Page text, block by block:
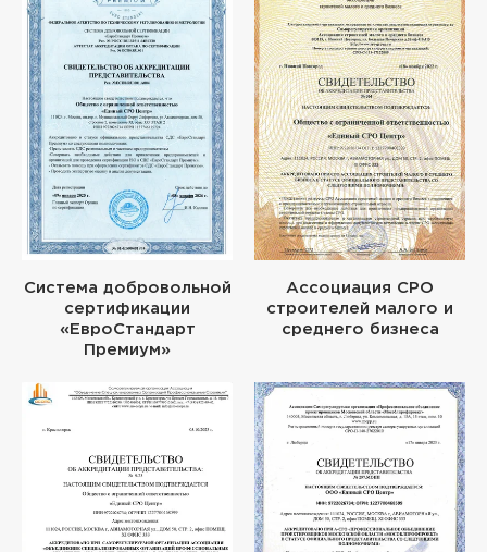
Система добровольной
сертификации
«ЕвроСтандарт
Премиум»
Ассоциация СРО
строителей малого и
среднего бизнеса